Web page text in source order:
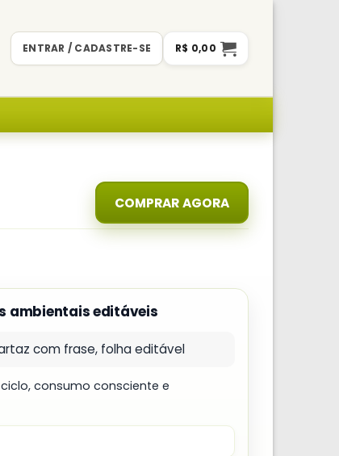
ENTRAR / CADASTRE-SE R$ 0,00
COMPRAR AGORA
ambientais editáveis
com frase, folha editável
consumo consciente e